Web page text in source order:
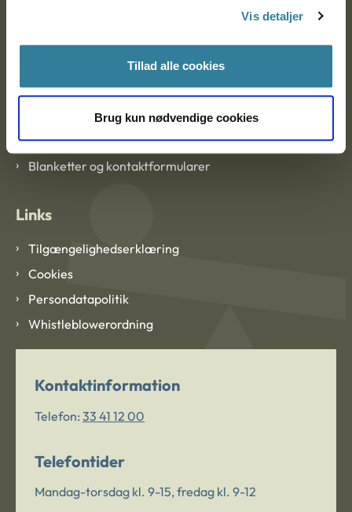
Vis detaljer
Tillad alle cookies
Brug kun nødvendige cookies
CVR: 1007 4002
Om Ankestyrelsen
Blanketter og kontaktformularer
Links
Tilgængelighedserklæring
Cookies
Persondatapolitik
Whistleblowerordning
Kontaktinformation
Telefon: 33 41 12 00
Telefontider
Mandag-torsdag kl. 9-15, fredag kl. 9-12